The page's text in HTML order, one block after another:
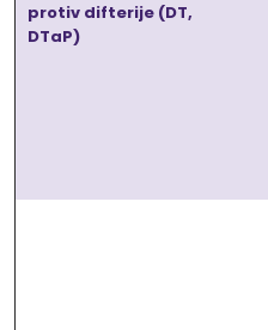
protiv difterije (DT,
DTaP)